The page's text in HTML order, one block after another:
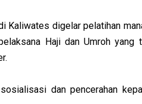
Kaliwates digelar pelatihan
Haji dan Umroh yang
dan pencerahan